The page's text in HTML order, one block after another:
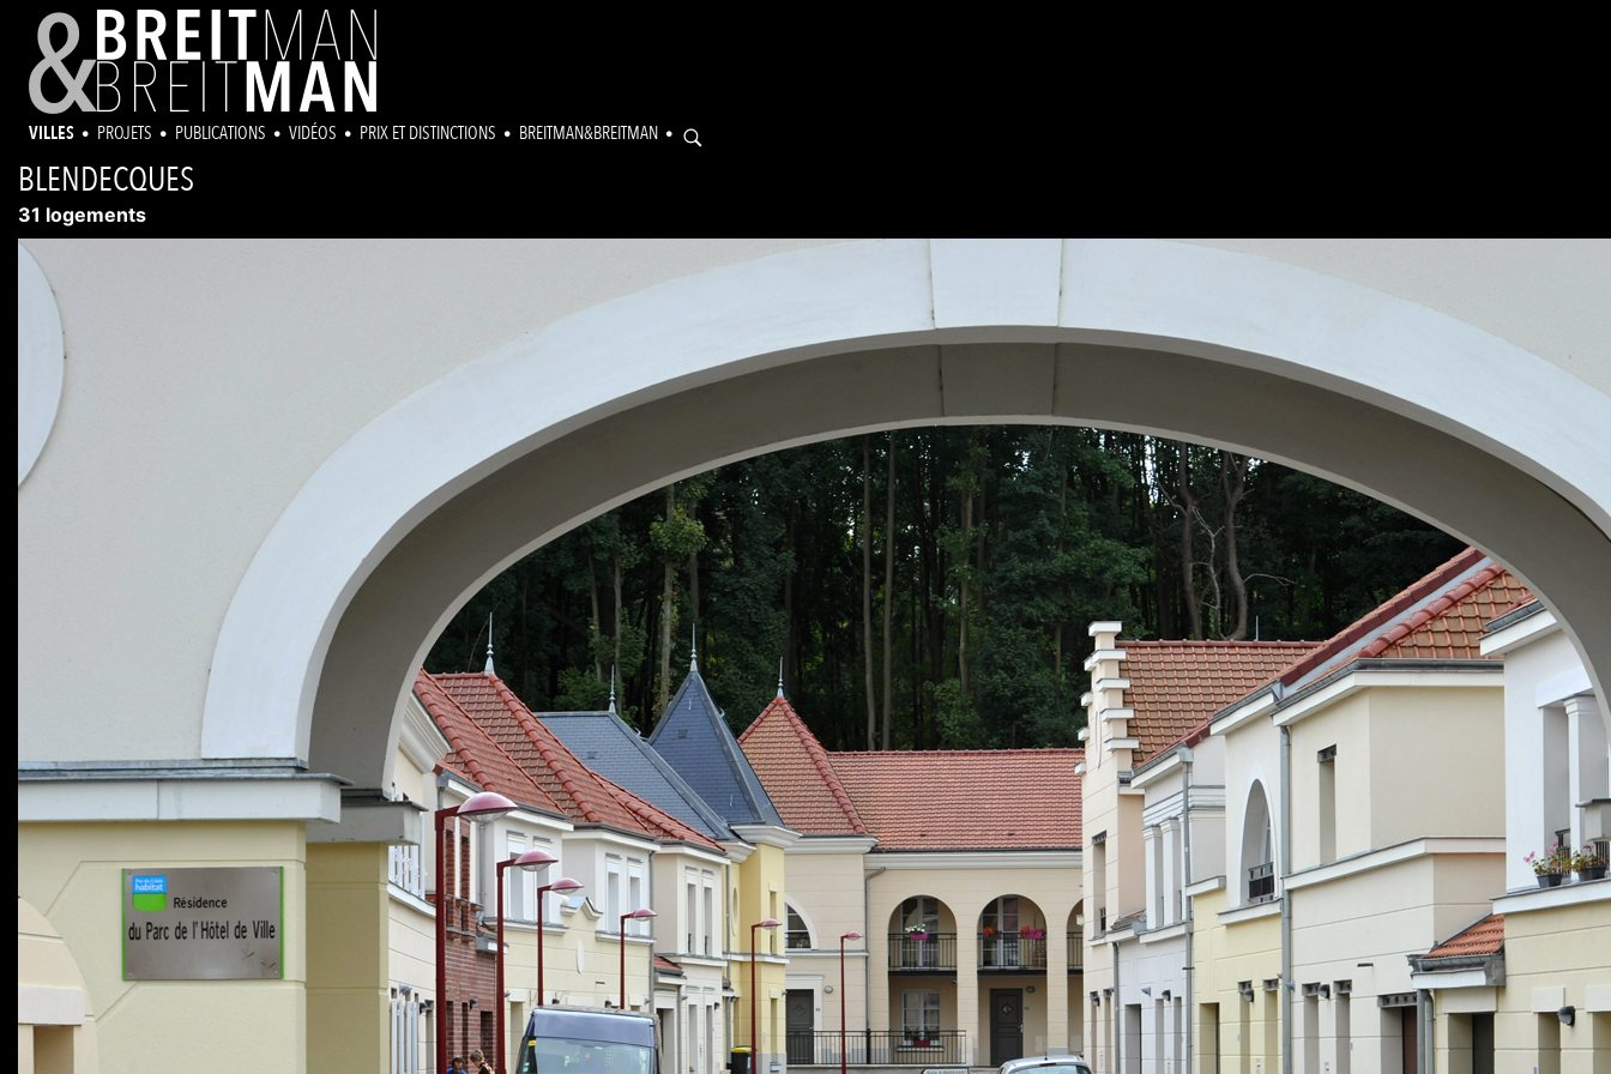
VILLES PROJETS PUBLICATIONS VIDÉOS PRIX ET DISTINCTIONS BREITMAN&BREITMAN
BLENDECQUES
31 logements
Au coeur du parc du château accueillant
conçus en maisons individuelles forment
un ensemble urbain intégré dans le site
ancien et historique de la ville.